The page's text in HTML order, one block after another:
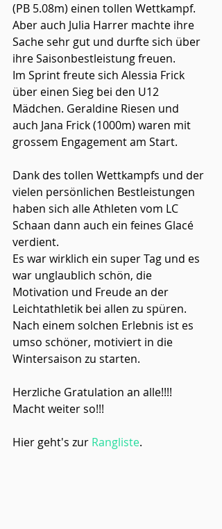
(PB 5.08m) einen tollen Wettkampf.
Aber auch Julia Harrer machte ihre
Sache sehr gut und durfte sich über
ihre Saisonbestleistung freuen.
Im Sprint freute sich Alessia Frick
über einen Sieg bei den U12
Mädchen. Geraldine Riesen und
auch Jana Frick (1000m) waren mit
grossem Engagement am Start.
Dank des tollen Wettkampfs und der
vielen persönlichen Bestleistungen
haben sich alle Athleten vom LC
Schaan dann auch ein feines Glacé
verdient.
Es war wirklich ein super Tag und es
war unglaublich schön, die
Motivation und Freude an der
Leichtathletik bei allen zu spüren.
Nach einem solchen Erlebnis ist es
umso schöner, motiviert in die
Wintersaison zu starten.
Herzliche Gratulation an alle!!!!
Macht weiter so!!!
Hier geht's zur Rangliste.